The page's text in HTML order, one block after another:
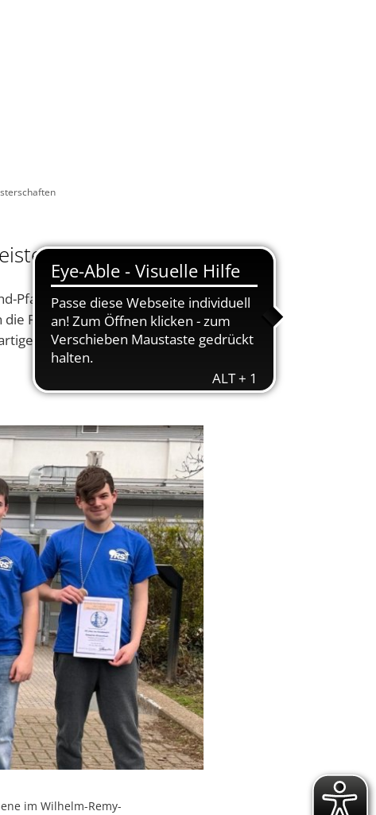
Pfalz-Ebene im
Realschule plus Am
dritten Platz
im Wilhelm-Remy-